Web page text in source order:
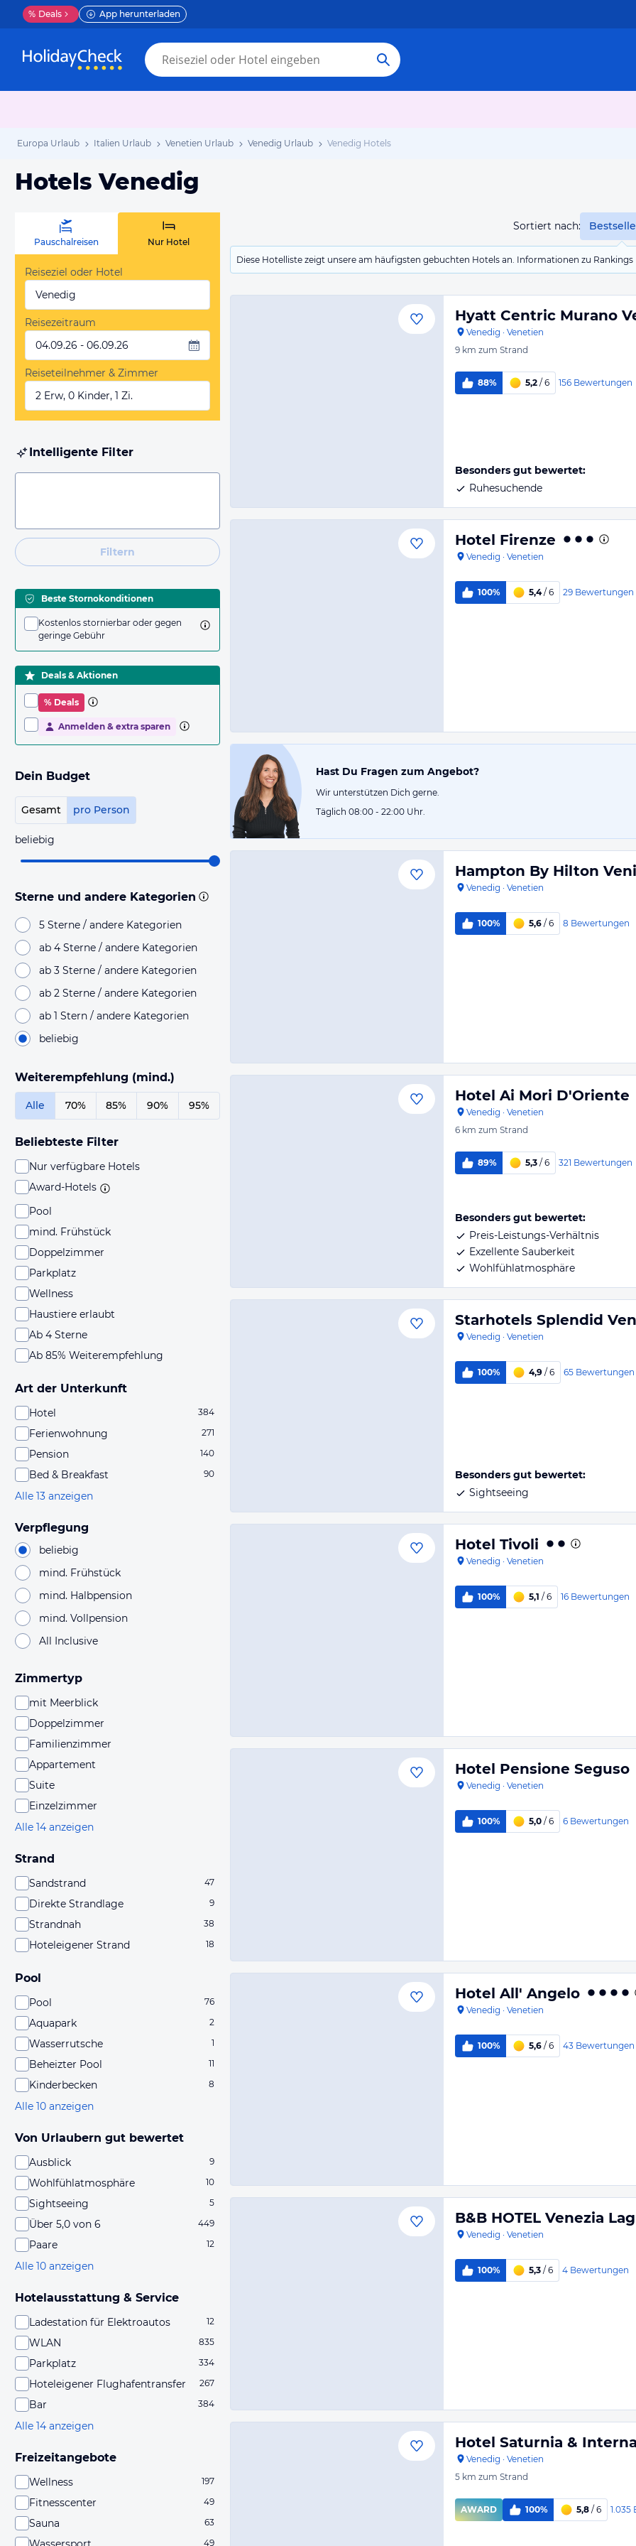
% Deals App herunterladen
Europa Urlaub Italien Urlaub Venetien Urlaub Venedig Urlaub Venedig Hotels
Hotels Venedig
Sortiert nach:
Diese Hotelliste zeigt unsere am häufigsten gebuchten Hotels an. Informationen zu
Pauschalreisen Nur Hotel
Reiseziel oder Hotel
Venedig
Reisezeitraum
04.09.26 - 06.09.26
Reiseteilnehmer & Zimmer
2 Erw, 0 Kinder, 1 Zi.
Intelligente Filter
Filtern
Beste Stornokonditionen
Kostenlos stornierbar oder gegen
geringe Gebühr
Deals & Aktionen
% Deals
Anmelden & extra sparen
Dein Budget
Gesamt pro Person
beliebig
Sterne und andere Kategorien
5 Sterne / andere Kategorien
ab 4 Sterne / andere Kategorien
ab 3 Sterne / andere Kategorien
ab 2 Sterne / andere Kategorien
ab 1 Stern / andere Kategorien
beliebig
Weiterempfehlung (mind.)
Alle 70% 85% 90% 95%
Beliebteste Filter
Nur verfügbare Hotels
Award-Hotels
Pool
mind. Frühstück
Doppelzimmer
Parkplatz
Wellness
Haustiere erlaubt
Ab 4 Sterne
Ab 85% Weiterempfehlung
Art der Unterkunft
Hotel 384
Ferienwohnung 271
Pension 140
Bed & Breakfast 90
Alle 13 anzeigen
Verpflegung
beliebig
mind. Frühstück
mind. Halbpension
mind. Vollpension
All Inclusive
Zimmertyp
mit Meerblick
Doppelzimmer
Familienzimmer
Appartement
Suite
Einzelzimmer
Alle 14 anzeigen
Strand
Sandstrand 47
Direkte Strandlage 9
Strandnah 38
Hoteleigener Strand 18
Pool
Pool 76
Aquapark 2
Wasserrutsche 1
Beheizter Pool 11
Kinderbecken 8
Alle 10 anzeigen
Von Urlaubern gut bewertet
Ausblick 9
Wohlfühlatmosphäre 10
Sightseeing 5
Über 5,0 von 6 449
Paare 12
Alle 10 anzeigen
Hotelausstattung & Service
Ladestation für Elektroautos 12
WLAN 835
Parkplatz 334
Hoteleigener Flughafentransfer 267
Bar 384
Alle 14 anzeigen
Freizeitangebote
Wellness 197
Fitnesscenter 49
Sauna 63
49
Hyatt Centric Murano
Venedig · Venetien
9 km zum Strand
88% 5,2 / 6 156 Bewertungen
Besonders gut bewertet:
Ruhesuchende
Hotel Firenze
Venedig · Venetien
100% 5,4/ 6 29 Bewertungen
Hast Du Fragen zum Angebot?
Wir unterstützen Dich gerne.
Täglich 08:00 - 22:00 Uhr.
Hampton By Hilton
Venedig · Venetien
100% 5,6 / 6 8 Bewertungen
Hotel Ai Mori D'Oriente
Venedig · Venetien
6 km zum Strand
89% 5,3 / 6 321 Bewertungen
Besonders gut bewertet:
Preis-Leistungs-Verhältnis
Exzellente Sauberkeit
Wohlfühlatmosphäre
Starhotels Splendid
Venedig · Venetien
100% 4,9 / 6 65 Bewertungen
Besonders gut bewertet:
Sightseeing
Hotel Tivoli
Venedig · Venetien
100% 5,1 / 6 16 Bewertungen
Hotel Pensione Seguso
Venedig · Venetien
100% 5,0 / 6 6 Bewertungen
Hotel All' Angelo
Venedig · Venetien
100% 5,6 / 6 43 Bewertungen
B&B HOTEL Venezia
Venedig · Venetien
100% 5,3 / 6 4 Bewertungen
Hotel Saturnia &
Venedig · Venetien
5 km zum Strand
AWARD 100% 5,8 / 6 1.035